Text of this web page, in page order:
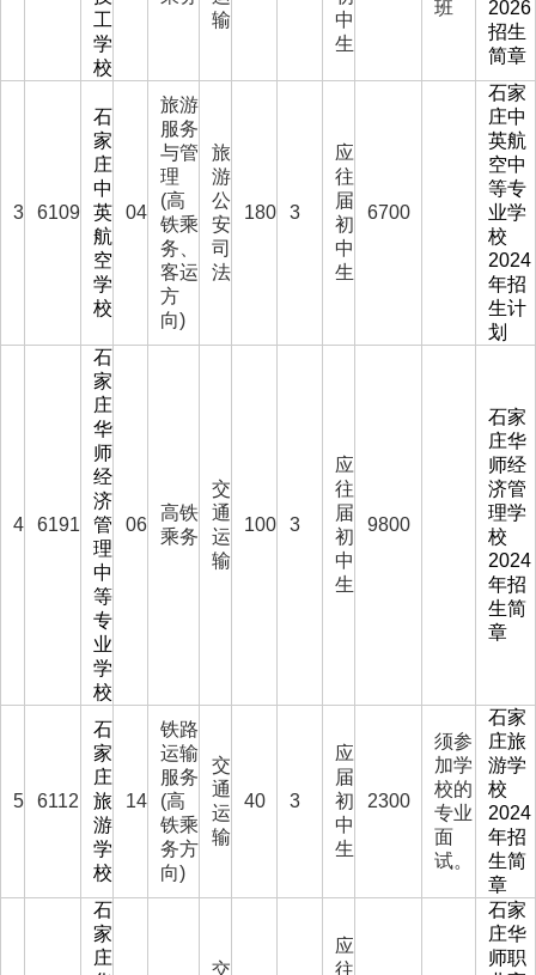
工
学
校
输
中
生
班
2026
招生
简章
3 6109
石
家
庄
中
英
航
空
学
校
04
旅游
服务
与管
理
(高
铁乘
务、
客运
方
向)
旅
游
公
安
司
法
180 3
应
往
届
初
中
生
6700
石家
庄中
英航
空中
等专
业学
校
2024
年招
生计
划
4 6191
石
家
庄
华
师
经
济
管
理
中
等
专
业
学
校
06
高铁
乘务
交
通
运
输
100 3
应
往
届
初
中
生
9800
石家
庄华
师经
济管
理学
校
2024
年招
生简
章
5 6112
石
家
庄
旅
游
学
校
14
铁路
运输
服务
(高
铁乘
务方
向)
交
通
运
输
40 3
应
届
初
中
生
2300
须参
加学
校的
专业
面
试。
石家
庄旅
游学
校
2024
年招
生简
章
石
家
庄
交
应
往
石家
庄华
师职